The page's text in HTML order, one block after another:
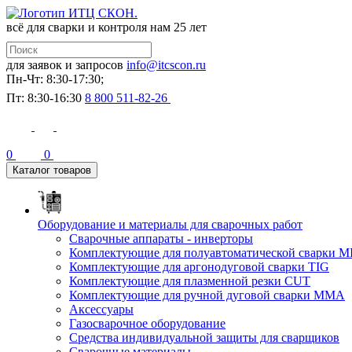
всё для сварки и контроля нам 25 лет
для заявок и запросов info@itcscon.ru
Пн-Чт: 8:30-17:30;
Пт: 8:30-16:30 8 800 511-82-26
0 0
Каталог товаров
Оборудование и материалы для сварочных работ
Сварочные аппараты - инверторы
Комплектующие для полуавтоматической сварки
Комплектующие для аргонодуговой сварки TIG
Комплектующие для плазменной резки CUT
Комплектующие для ручной дуговой сварки MMA
Аксессуары
Газосварочное оборудование
Средства индивидуальной защиты для сварщиков